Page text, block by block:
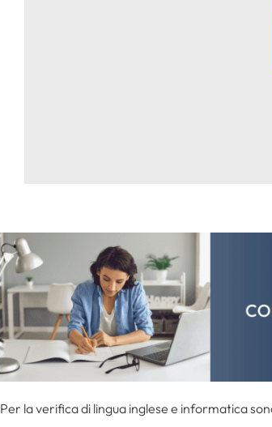
Per la verifica di lingua inglese e informatica